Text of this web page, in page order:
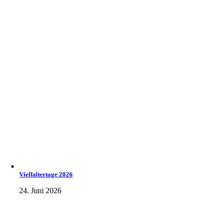
Vielfaltertage 2026
24. Juni 2026